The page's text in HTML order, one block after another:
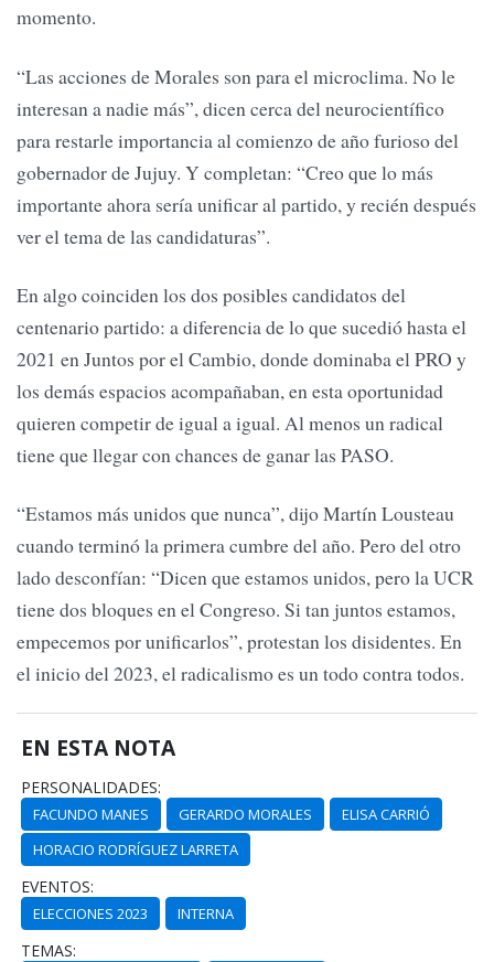
momento.
“Las acciones de Morales son para el microclima. No le
interesan a nadie más”, dicen cerca del neurocientífico
para restarle importancia al comienzo de año furioso del
gobernador de Jujuy. Y completan: “Creo que lo más
importante ahora sería unificar al partido, y recién después
ver el tema de las candidaturas”.
En algo coinciden los dos posibles candidatos del
centenario partido: a diferencia de lo que sucedió hasta el
2021 en Juntos por el Cambio, donde dominaba el PRO y
los demás espacios acompañaban, en esta oportunidad
quieren competir de igual a igual. Al menos un radical
tiene que llegar con chances de ganar las PASO.
“Estamos más unidos que nunca”, dijo Martín Lousteau
cuando terminó la primera cumbre del año. Pero del otro
lado desconfían: “Dicen que estamos unidos, pero la UCR
tiene dos bloques en el Congreso. Si tan juntos estamos,
empecemos por unificarlos”, protestan los disidentes. En
el inicio del 2023, el radicalismo es un todo contra todos.
EN ESTA NOTA
PERSONALIDADES:
FACUNDO MANES GERARDO MORALES
ELISA CARRIÓ
HORACIO RODRÍGUEZ LARRETA
EVENTOS:
ELECCIONES 2023 INTERNA
TEMAS: